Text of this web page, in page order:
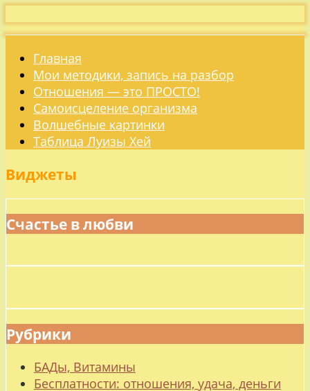
Главная
Мои методики, запись на разбор
Отношения — это ПРОСТО!
Самоисцеление организма
Волшебные картинки
Таблица Луизы Хей
Виджеты
Счастье в любви
Рубрики
БАДы, Витамины
Бесплатности: отношения, удача, деньги